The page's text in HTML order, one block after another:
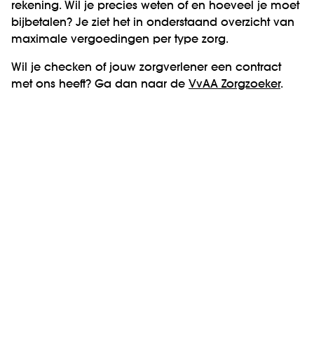
rekening. Wil je precies weten of en hoeveel je moet
bijbetalen? Je ziet het in onderstaand overzicht van
maximale vergoedingen per type zorg.
Wil je checken of jouw zorgverlener een contract
met ons heeft? Ga dan naar de VvAA Zorgzoeker.